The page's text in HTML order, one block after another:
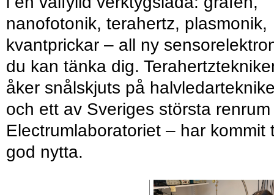
nanofotonik, terahertz, plasmonik,
kvantprickar – all ny
du kan tänka dig.
åker snålskjuts på
och ett av Sveriges största
Electrumlaboratoriet – har kommit
god nytta.